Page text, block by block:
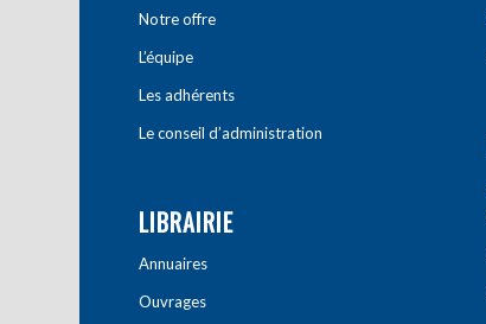
Notre offre
L’équipe
Les adhérents
Le conseil d’administration
LIBRAIRIE
Annuaires
Ouvrages